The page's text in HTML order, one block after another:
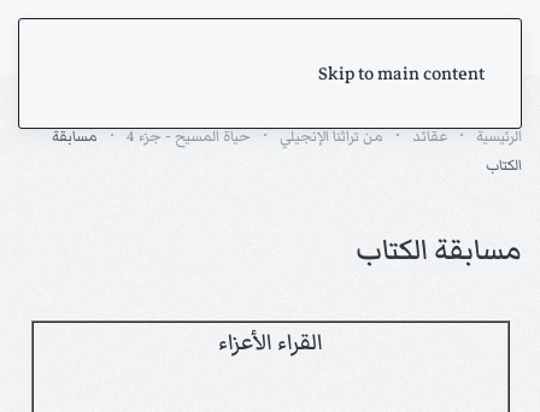
Skip to main content
الرئيسية عقائد من تراثنا الإنجيلي حياة المسيح - جزء 4
مسابقة
الكتاب
مسابقة الكتاب
القراء الأعزاء